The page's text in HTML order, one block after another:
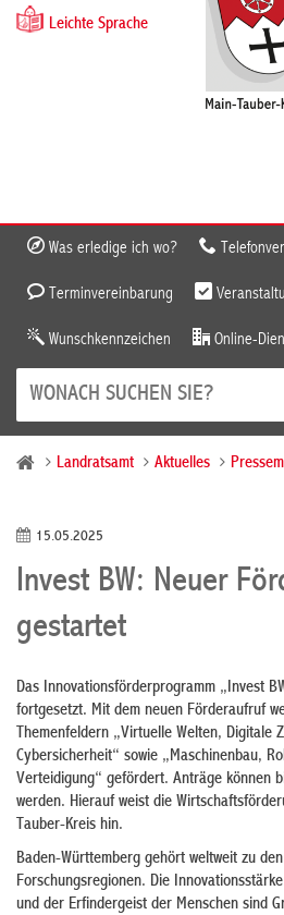
Leichte Sprache
Was erledige ich wo?
Terminvereinbarung
Wunschkennzeichen Online-
Landratsamt Aktuelles
15.05.2025
Invest BW: Neuer
gestartet
Das Innovationsförderprogramm „Invest
fortgesetzt. Mit dem neuen Förderaufruf
Themenfeldern „Virtuelle Welten, Digitale
Cybersicherheit“ sowie „Maschinenbau,
Verteidigung“ gefördert. Anträge können
werden. Hierauf weist die
Tauber-Kreis hin.
Baden-Württemberg gehört weltweit zu
Forschungsregionen. Die
und der Erfindergeist der Menschen sind